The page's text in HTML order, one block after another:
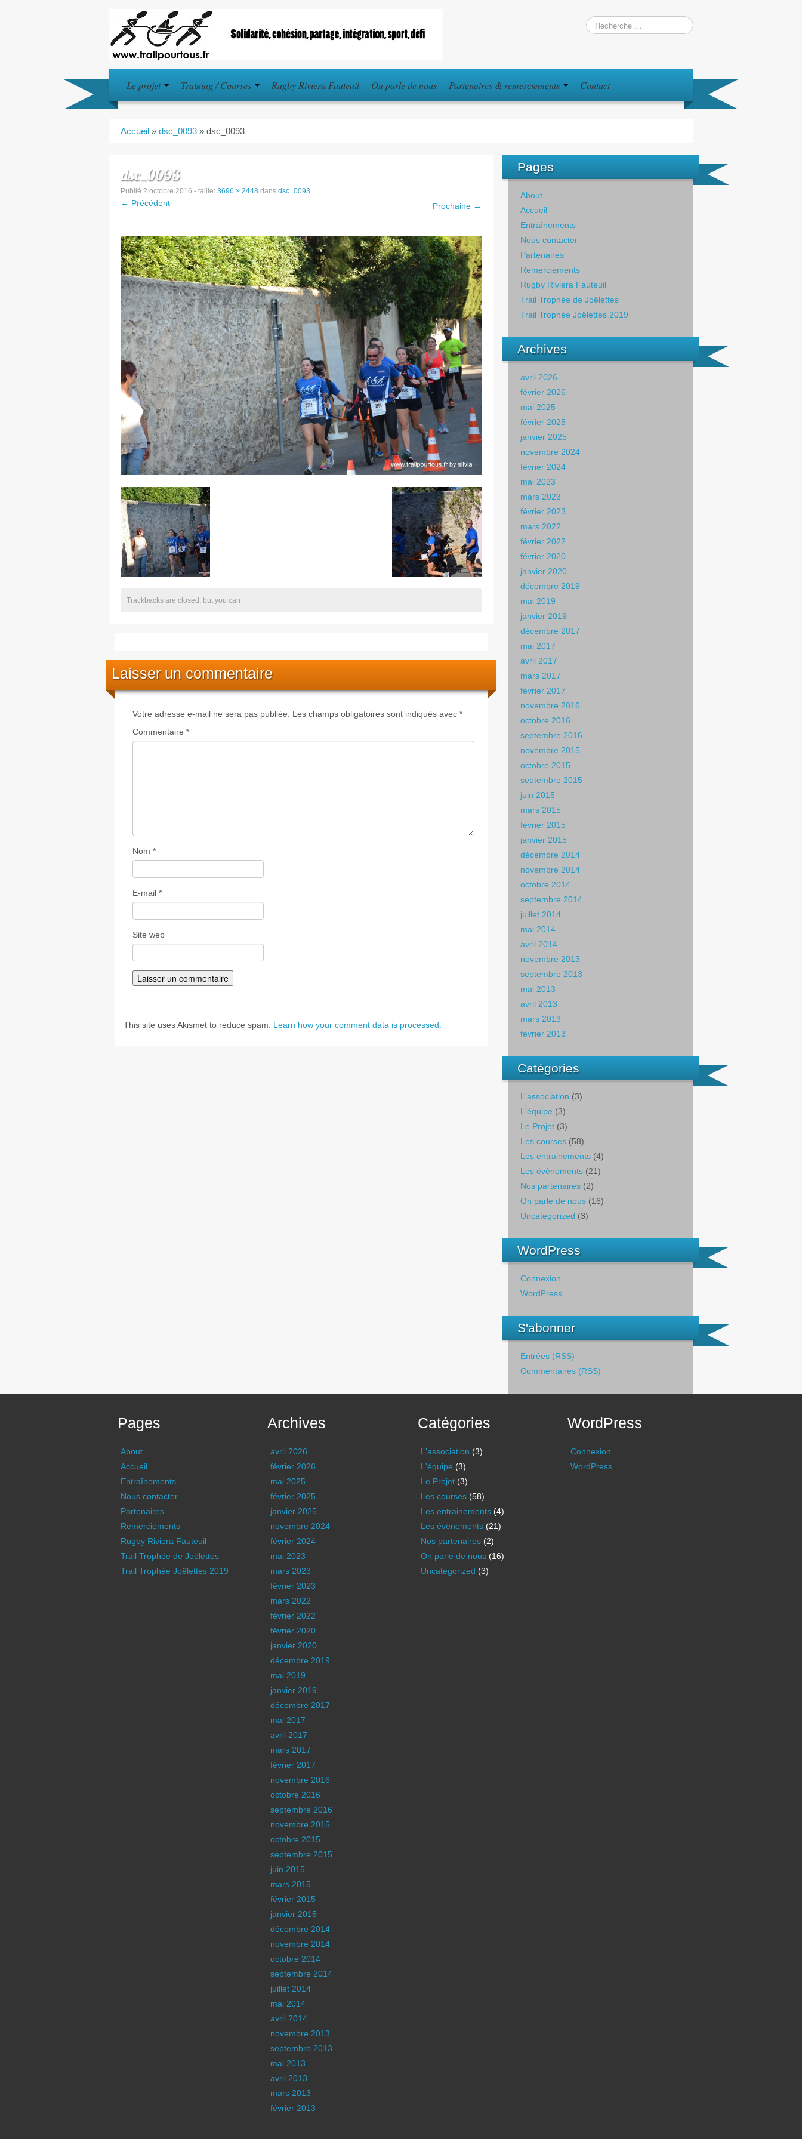
Le projet Training / Courses Rugby Riviera Fauteuil On parle de nous Partenaires & remerciements Contact
Accueil » dsc_0093 » dsc_0093
dsc_0093
Publié 2 octobre 2016 - taille: 3696 × 2448 dans dsc_0093
← Précédent Prochaine →
Trackbacks are closed, but you can
Laisser un commentaire
Votre adresse e-mail ne sera pas publiée. Les champs obligatoires sont indiqués avec *
Commentaire *
Nom *
E-mail *
Site web
This site uses Akismet to reduce spam. Learn how your comment data is processed.
Pages
About
Accueil
Entraînements
Nous contacter
Partenaires
Remerciements
Rugby Riviera Fauteuil
Trail Trophée de Joëlettes
Trail Trophée Joëlettes 2019
Archives
avril 2026
février 2026
mai 2025
février 2025
janvier 2025
novembre 2024
février 2024
mai 2023
mars 2023
février 2023
mars 2022
février 2022
février 2020
janvier 2020
décembre 2019
mai 2019
janvier 2019
décembre 2017
mai 2017
avril 2017
mars 2017
février 2017
novembre 2016
octobre 2016
septembre 2016
novembre 2015
octobre 2015
septembre 2015
juin 2015
mars 2015
février 2015
janvier 2015
décembre 2014
novembre 2014
octobre 2014
septembre 2014
juillet 2014
mai 2014
avril 2014
novembre 2013
septembre 2013
mai 2013
avril 2013
mars 2013
février 2013
Catégories
L'association (3)
L'équipe (3)
Le Projet (3)
Les courses (58)
Les entrainements (4)
Les évènements (21)
Nos partenaires (2)
On parle de nous (16)
Uncategorized (3)
WordPress
Connexion
WordPress
S'abonner
Entrées (RSS)
Commentaires (RSS)
Pages
About
Accueil
Entraînements
Nous contacter
Partenaires
Remerciements
Rugby Riviera Fauteuil
Trail Trophée de Joëlettes
Trail Trophée Joëlettes 2019
Archives
avril 2026
février 2026
mai 2025
février 2025
janvier 2025
novembre 2024
février 2024
mai 2023
mars 2023
février 2023
mars 2022
février 2022
février 2020
janvier 2020
décembre 2019
mai 2019
janvier 2019
décembre 2017
mai 2017
avril 2017
mars 2017
février 2017
novembre 2016
octobre 2016
septembre 2016
novembre 2015
octobre 2015
septembre 2015
juin 2015
mars 2015
février 2015
janvier 2015
décembre 2014
novembre 2014
octobre 2014
septembre 2014
juillet 2014
mai 2014
avril 2014
novembre 2013
septembre 2013
mai 2013
avril 2013
mars 2013
février 2013
Catégories
L'association (3)
L'équipe (3)
Le Projet(3)
Les courses(58)
Les entrainements(4)
Les évènements(21)
Nos partenaires(2)
On parle de nous(16)
Uncategorized (3)
WordPress
Connexion
WordPress